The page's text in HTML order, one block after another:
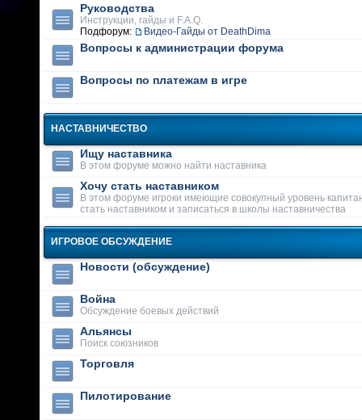
Руководства
Инструкции, гайды и F.A.Q.
Подфорум:
Видео-Гайды от DeathDima
Вопросы к администрации форума
Вопросы по платежам в игре
НАСТАВНИЧЕСТВО
Ищу наставника
В этом форуме можно найти наставника
Хочу стать наставником
В этом форуме игроки имеющие совокупный уровень
стать наставником и записаться в школы наставничества
ИГРОВОЕ ОБСУЖДЕНИЕ
Новости (обсуждение)
Война
Обсуждение боевых действий
Альянсы
Поиск союзников
Торговля
Пилотирование